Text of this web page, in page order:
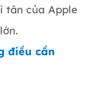
tân của Apple
điều cần